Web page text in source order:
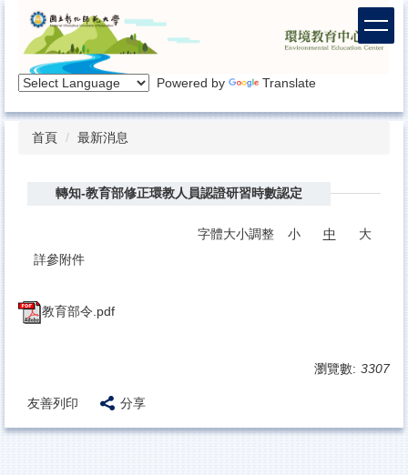
內
Powered by Translate
首頁 最新消息
轉知-教育部修正環教人員認證研習時數認定
字體大小調整 小 中
大
詳參附件
教育部令.pdf
瀏覽數: 3307
友善列印 分享